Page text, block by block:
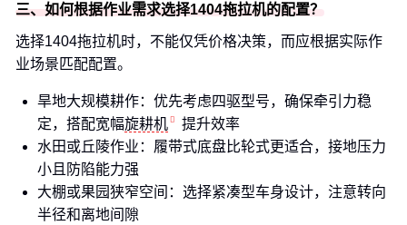
三、如何根据作业需求选择1404拖拉机的配置？
选择1404拖拉机时，不能仅凭价格决策，而应根据实际作
业场景匹配配置。
旱地大规模耕作：优先考虑四驱型号，确保牵引力稳
定，搭配宽幅旋耕机
提升效率
水田或丘陵作业：履带式底盘比轮式更适合，接地压力
小且防陷能力强
大棚或果园狭窄空间：选择紧凑型车身设计，注意转向
半径和离地间隙